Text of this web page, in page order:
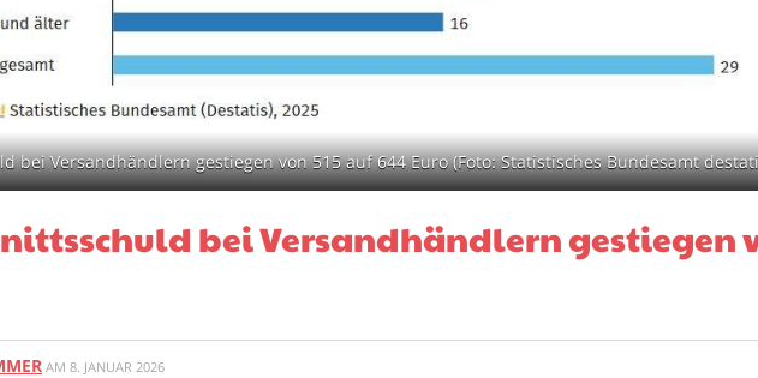
bei Versandhändlern gestiegen von 515 auf 644 Euro (Foto: Statistisches Bundesamt
bei Versandhändlern gestiegen
AM 8. JANUAR 2026